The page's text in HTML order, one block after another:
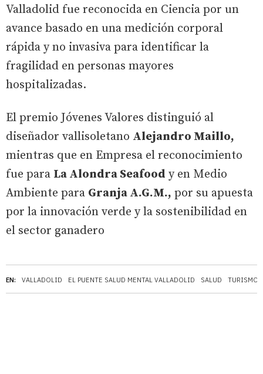
EN: VALLADOLID EL PUENTE SALUD MENTAL VALLADOLID SALUD TURISMO
Valladolid fue reconocida en Ciencia por un
avance basado en una medición corporal
rápida y no invasiva para identificar la
fragilidad en personas mayores
hospitalizadas.
El premio Jóvenes Valores distinguió al
diseñador vallisoletano Alejandro Maillo,
mientras que en Empresa el reconocimiento
fue para La Alondra Seafood y en Medio
Ambiente para Granja A.G.M., por su apuesta
por la innovación verde y la sostenibilidad en
el sector ganadero